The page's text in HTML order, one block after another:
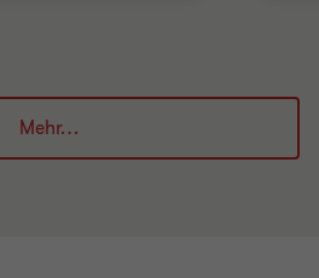
Mehr…